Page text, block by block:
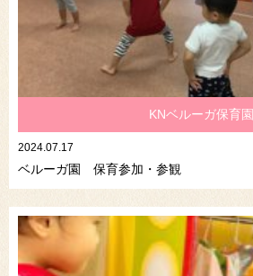
KNベルーガ保育園
2024.07.17
ベルーガ園 保育参加・参観